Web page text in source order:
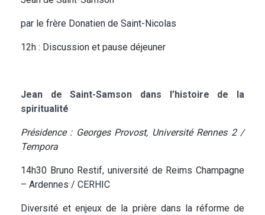
par le frère Donatien de Saint-Nicolas
12h : Discussion et pause déjeuner
Jean de Saint-Samson dans l’histoire de la
spiritualité
Présidence : Georges Provost, Université Rennes 2 /
Tempora
14h30 Bruno Restif, université de Reims Champagne
– Ardennes / CERHIC
Diversité et enjeux de la prière dans la réforme de